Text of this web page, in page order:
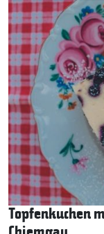
Topfenkuchen